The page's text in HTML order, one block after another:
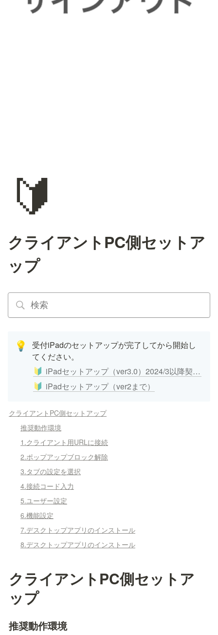
🔰
クライアントPC側セットア
ップ
💡
受付iPadのセットアップが完了してから開始し
てください。
🔰 iPadセットアップ（ver3.0）2024/3以降契約のお客様
🔰 iPadセットアップ（ver2まで）
クライアントPC側セットアップ
推奨動作環境
1.クライアント用URLに接続
2.ポップアップブロック解除
3.タブの設定を選択
4.接続コード入力
5.ユーザー設定
6.機能設定
7.デスクトップアプリのインストール
8.デスクトップアプリのインストール
クライアントPC側セットア
ップ
推奨動作環境